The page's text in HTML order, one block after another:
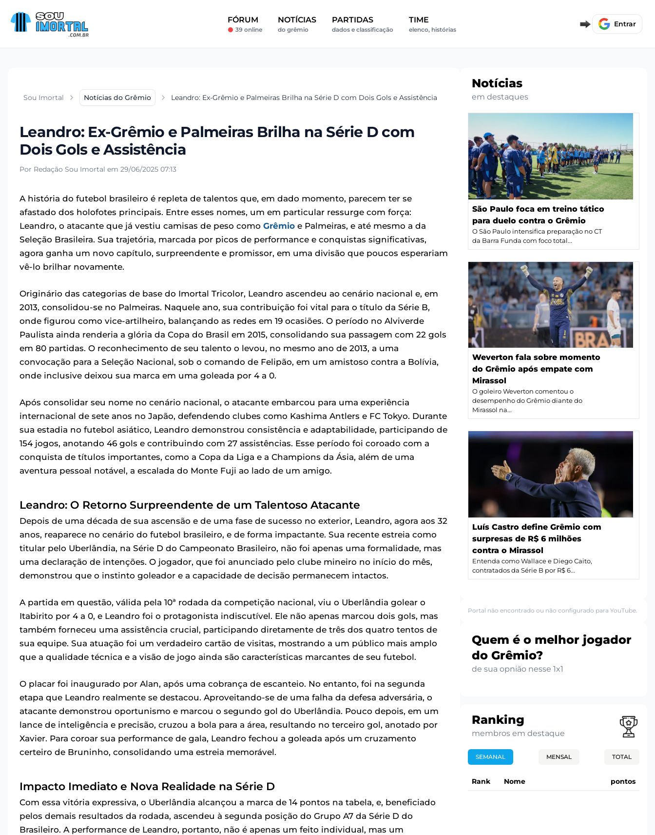
FÓRUM
39 online
NOTÍCIAS
do grêmio
PARTIDAS
dados e classificação
TIME
elenco, histórias
Entrar
Sou Imortal Notícias do Grêmio Leandro: Ex-Grêmio e Palmeiras Brilha na Série D com Dois Gols e Assistência
Leandro: Ex-Grêmio e Palmeiras Brilha na Série D com
Dois Gols e Assistência
Por Redação Sou Imortal em 29/06/2025 07:13
A história do futebol brasileiro é repleta de talentos que, em dado momento, parecem ter se
afastado dos holofotes principais. Entre esses nomes, um em particular ressurge com força:
Leandro, o atacante que já vestiu camisas de peso como Grêmio e Palmeiras, e até mesmo a da
Seleção Brasileira. Sua trajetória, marcada por picos de performance e conquistas significativas,
agora ganha um novo capítulo, surpreendente e promissor, em uma divisão que poucos esperariam
vê-lo brilhar novamente.
Originário das categorias de base do Imortal Tricolor, Leandro ascendeu ao cenário nacional e, em
2013, consolidou-se no Palmeiras. Naquele ano, sua contribuição foi vital para o título da Série B,
onde figurou como vice-artilheiro, balançando as redes em 19 ocasiões. O período no Alviverde
Paulista ainda renderia a glória da Copa do Brasil em 2015, consolidando sua passagem com 22 gols
em 80 partidas. O reconhecimento de seu talento o levou, no mesmo ano de 2013, a uma
convocação para a Seleção Nacional, sob o comando de Felipão, em um amistoso contra a Bolívia,
onde inclusive deixou sua marca em uma goleada por 4 a 0.
Após consolidar seu nome no cenário nacional, o atacante embarcou para uma experiência
internacional de sete anos no Japão, defendendo clubes como Kashima Antlers e FC Tokyo. Durante
sua estadia no futebol asiático, Leandro demonstrou consistência e adaptabilidade, participando de
154 jogos, anotando 46 gols e contribuindo com 27 assistências. Esse período foi coroado com a
conquista de títulos importantes, como a Copa da Liga e a Champions da Ásia, além de uma
aventura pessoal notável, a escalada do Monte Fuji ao lado de um amigo.
Leandro: O Retorno Surpreendente de um Talentoso Atacante
Depois de uma década de sua ascensão e de uma fase de sucesso no exterior, Leandro, agora aos 32
anos, reaparece no cenário do futebol brasileiro, e de forma impactante. Sua recente estreia como
titular pelo Uberlândia, na Série D do Campeonato Brasileiro, não foi apenas uma formalidade, mas
uma declaração de intenções. O jogador, que foi anunciado pelo clube mineiro no início do mês,
demonstrou que o instinto goleador e a capacidade de decisão permanecem intactos.
A partida em questão, válida pela 10ª rodada da competição nacional, viu o Uberlândia golear o
Itabirito por 4 a 0, e Leandro foi o protagonista indiscutível. Ele não apenas marcou dois gols, mas
também forneceu uma assistência crucial, participando diretamente de três dos quatro tentos de
sua equipe. Sua atuação foi um verdadeiro cartão de visitas, mostrando a um público mais amplo
que a qualidade técnica e a visão de jogo ainda são características marcantes de seu futebol.
O placar foi inaugurado por Alan, após uma cobrança de escanteio. No entanto, foi na segunda
etapa que Leandro realmente se destacou. Aproveitando-se de uma falha da defesa adversária, o
atacante demonstrou oportunismo e marcou o segundo gol do Uberlândia. Pouco depois, em um
lance de inteligência e precisão, cruzou a bola para a área, resultando no terceiro gol, anotado por
Xavier. Para coroar sua performance de gala, Leandro fechou a goleada após um cruzamento
certeiro de Bruninho, consolidando uma estreia memorável.
Impacto Imediato e Nova Realidade na Série D
Com essa vitória expressiva, o Uberlândia alcançou a marca de 14 pontos na tabela, e, beneficiado
pelos demais resultados da rodada, ascendeu à segunda posição do Grupo A7 da Série D do
Brasileiro. A performance de Leandro, portanto, não é apenas um feito individual, mas um
Notícias
em destaques
São Paulo foca em treino tático
para duelo contra o Grêmio
O São Paulo intensifica preparação no CT
da Barra Funda com foco total...
Weverton fala sobre momento
do Grêmio após empate com
Mirassol
O goleiro Weverton comentou o
desempenho do Grêmio diante do
Mirassol na...
Luís Castro define Grêmio com
surpresas de R$ 6 milhões
contra o Mirassol
Entenda como Wallace e Diego Caito,
contratados da Série B por R$ 6...
Portal não encontrado ou não configurado para YouTube.
Quem é o melhor jogador
do Grêmio?
de sua opnião nesse 1x1
Ranking
membros em destaque
SEMANAL MENSAL TOTAL
Rank Nome pontos